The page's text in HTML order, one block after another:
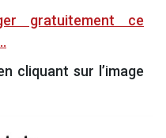
gratuitement ce
cliquant sur l’image